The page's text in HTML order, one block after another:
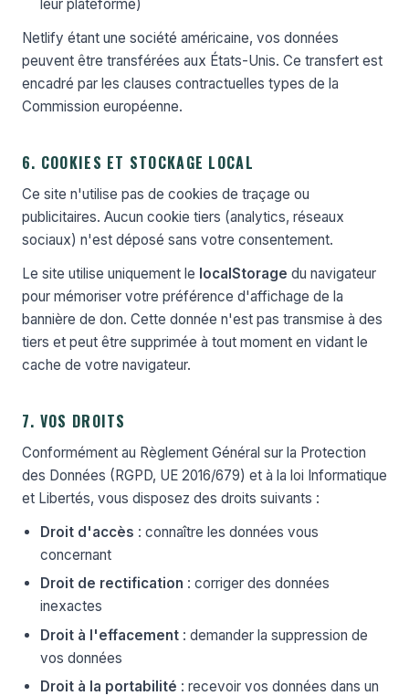
leur plateforme)
Netlify étant une société américaine, vos données
peuvent être transférées aux États-Unis. Ce transfert est
encadré par les clauses contractuelles types de la
Commission européenne.
6. COOKIES ET STOCKAGE LOCAL
Ce site n'utilise pas de cookies de traçage ou
publicitaires. Aucun cookie tiers (analytics, réseaux
sociaux) n'est déposé sans votre consentement.
Le site utilise uniquement le localStorage du navigateur
pour mémoriser votre préférence d'affichage de la
bannière de don. Cette donnée n'est pas transmise à des
tiers et peut être supprimée à tout moment en vidant le
cache de votre navigateur.
7. VOS DROITS
Conformément au Règlement Général sur la Protection
des Données (RGPD, UE 2016/679) et à la loi Informatique
et Libertés, vous disposez des droits suivants :
Droit d'accès : connaître les données vous
concernant
Droit de rectification : corriger des données
inexactes
Droit à l'effacement : demander la suppression de
vos données
Droit à la portabilité : recevoir vos données dans un